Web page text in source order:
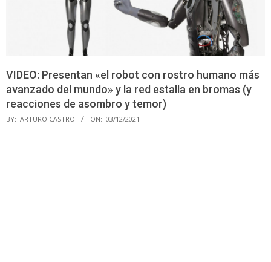
VIDEO: Presentan «el robot con rostro humano más
avanzado del mundo» y la red estalla en bromas (y
reacciones de asombro y temor)
BY: ARTURO CASTRO ON: 03/12/2021